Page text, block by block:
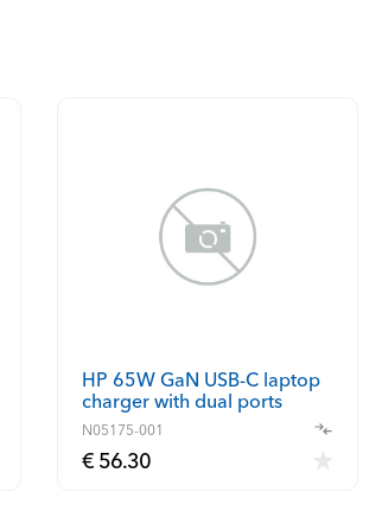
HP 65W GaN USB-C laptop
charger with dual ports
N05175-001
€ 56.30